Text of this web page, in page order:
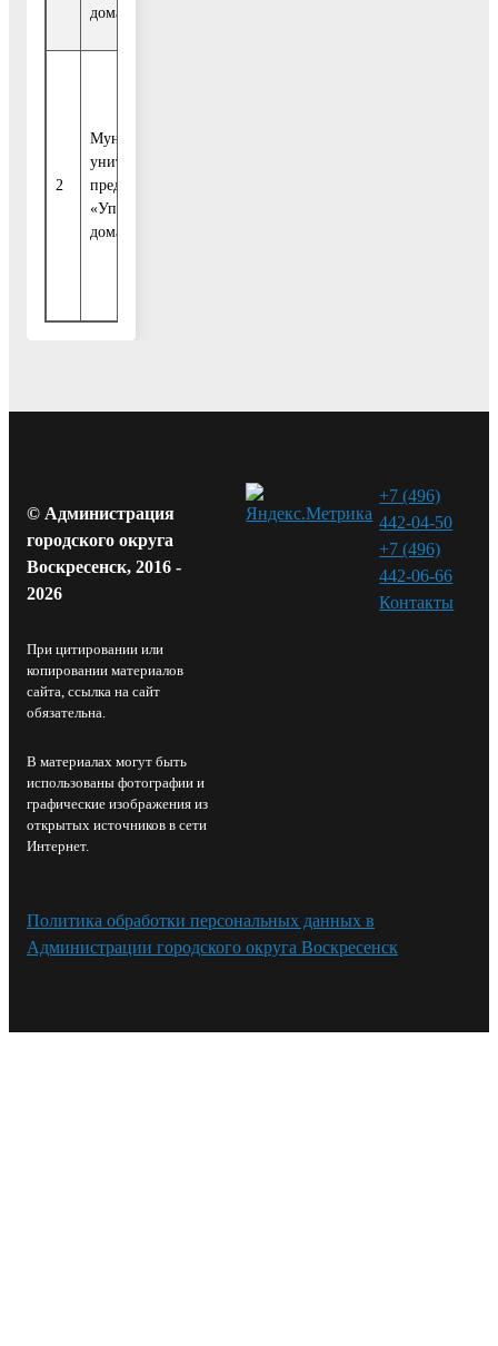
дома»
2
Муниципальное
унитарное
предприятие
«Управление
домами»
© Администрация
городского округа
Воскресенск, 2016 -
2026
При цитировании или
копировании материалов
сайта, ссылка на сайт
обязательна.
В материалах могут быть
использованы фотографии и
графические изображения из
открытых источников в сети
Интернет.
+7 (496)
442-04-50
+7 (496)
442-06-66
Контакты⁠
Политика обработки персональных данных в
Администрации городского округа Воскресенск